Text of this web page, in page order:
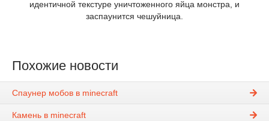
идентичной текстуре уничтоженного яйца монстра, и
заспаунится чешуйница.
Похожие новости
Спаунер мобов в minecraft
Камень в minecraft